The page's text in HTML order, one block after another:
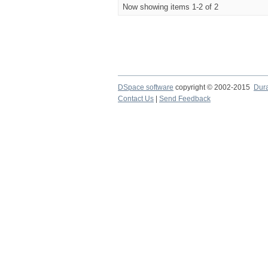
Now showing items 1-2 of 2
DSpace software copyright © 2002-2015
Contact Us
Send Feedback